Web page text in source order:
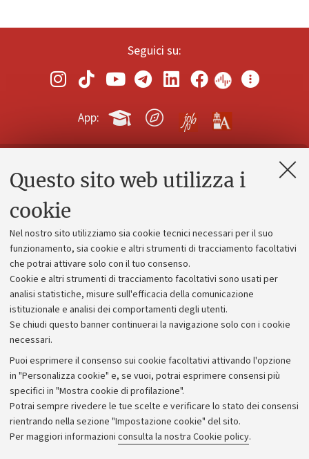
Questo sito web utilizza i
cookie
Nel nostro sito utilizziamo sia cookie tecnici necessari per il suo
funzionamento, sia cookie e altri strumenti di tracciamento facoltativi
che potrai attivare solo con il tuo consenso.
Cookie e altri strumenti di tracciamento facoltativi sono usati per
analisi statistiche, misure sull'efficacia della comunicazione
istituzionale e analisi dei comportamenti degli utenti.
Se chiudi questo banner continuerai la navigazione solo con i cookie
necessari.
Puoi esprimere il consenso sui cookie facoltativi attivando l'opzione
in "Personalizza cookie" e, se vuoi, potrai esprimere consensi più
specifici in "Mostra cookie di profilazione".
Potrai sempre rivedere le tue scelte e verificare lo stato dei consensi
rientrando nella sezione "Impostazione cookie" del sito.
Per maggiori informazioni consulta la nostra Cookie policy.
Seguici su:
App:
Contatti e PEC
Alumni community
Piano strategico
Bilanci
Donazioni e 5x1000
Bandi, gare e concorsi
Albo online
Amministrazione trasparente
Atti di notifica
Informazioni sul sito e accessibilità